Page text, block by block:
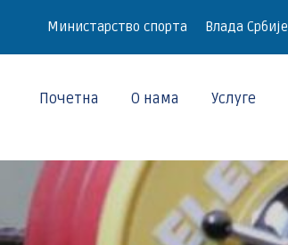
Министарство спорта Влада Србије
Почетна О нама Услуге